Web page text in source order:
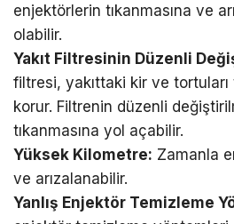
enjektörlerin tıkanmasına ve
olabilir.
Yakıt Filtresinin Düzenli
filtresi, yakıttaki kir ve
korur. Filtrenin düzenli
tıkanmasına yol açabilir.
Yüksek Kilometre: Zamanla
ve arızalanabilir.
Yanlış Enjektör Temizleme